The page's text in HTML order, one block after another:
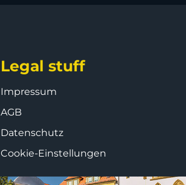
Legal stuff
Impressum
AGB
Datenschutz
Cookie-Einstellungen